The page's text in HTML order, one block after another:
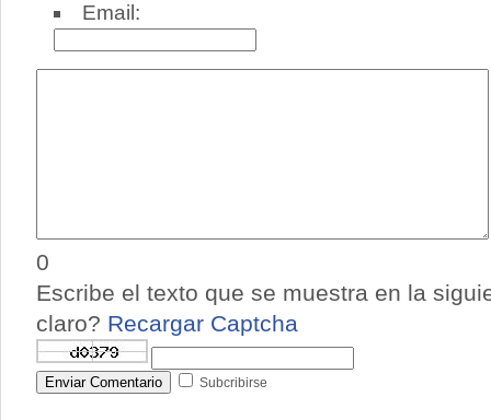
Email:
0
Escribe el texto que se muestra en la
claro? Recargar Captcha
Enviar Comentario Subcribirse